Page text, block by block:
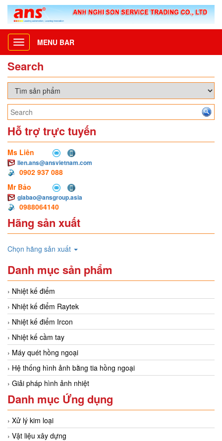
Toggle
navigation
MENU BAR
Search
Hỗ trợ trực tuyến
Ms Liên
lien.ans@ansvietnam.com
0902 937 088
Mr Bảo
giabao@ansgroup.asia
0988064140
Hãng sản xuất
Chọn hãng sản xuất
Danh mục sản phẩm
Nhiệt kế điểm
Nhiệt kế điểm Raytek
Nhiệt kế điểm Ircon
Nhiệt kế cầm tay
Máy quét hồng ngoại
Hệ thống hình ảnh bằng tia hồng ngoại
Giải pháp hình ảnh nhiệt
Danh mục Ứng dụng
Xử lý kim loại
Vật liệu xây dựng